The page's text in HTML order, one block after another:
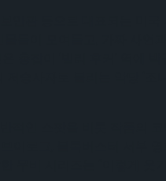
들이 모여들고, 가짜 사
총잡이 ‘빌리 후커’ 역에
저승사자로 불리는 악당 ‘
반적인 스팟을 비롯 작품
이로그, 블록버스터 서부